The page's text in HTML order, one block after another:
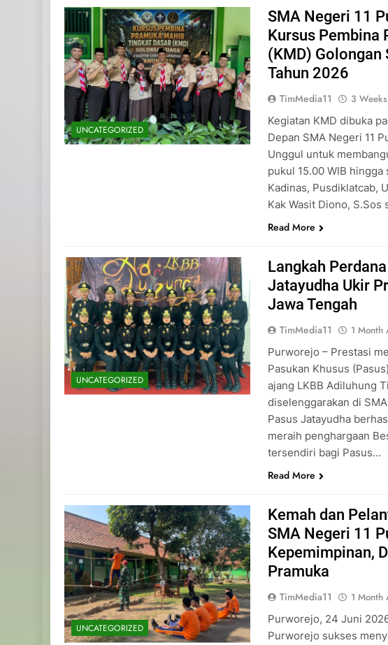
UNCATEGORIZED
SMA Negeri 11
Kursus Pembina
(KMD) Golongan
Tahun 2026
TimMedia11 3
Kegiatan KMD dibuka
Depan SMA Negeri 11
Unggul untuk
pukul 15.00 WIB
Kadinas, Pusdiklatcab,
Kak Wasit Diono,
Read More
UNCATEGORIZED
Langkah
Jatayudha Ukir
Jawa Tengah
TimMedia11 1 Month
Purworejo – Prestasi
Pasukan Khusus
ajang LKBB Adiluhung
diselenggarakan di
Pasus Jatayudha
meraih penghargaan
tersendiri bagi Pasus…
Read More
UNCATEGORIZED
Kemah dan
SMA Negeri 11
Kepemimpinan,
Pramuka
TimMedia11 1 Month
Purworejo, 24 Juni
Purworejo sukses